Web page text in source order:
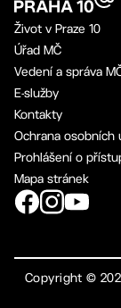
Život v Praze 10
Úřad MČ
Vedení a správa
E-služby
Kontakty
Ochrana osobních
Prohlášení o
Mapa stránek
Copyright ©